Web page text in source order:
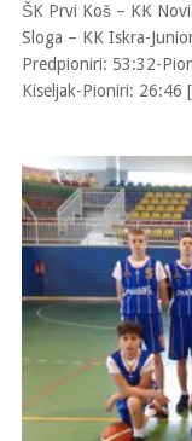
ŠK Prvi Koš – KK
Sloga – KK Iskra-
Predpioniri: 53:32-
Kiseljak-Pioniri: 26:46